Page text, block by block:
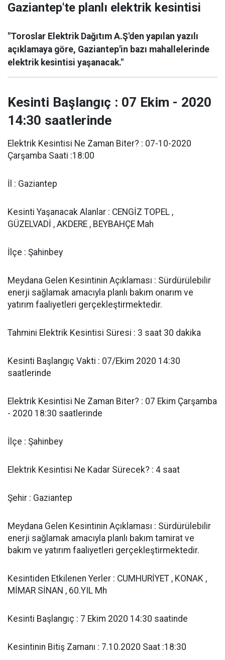
Gaziantep'te planlı elektrik kesintisi
"Toroslar Elektrik Dağıtım A.Ş'den yapılan yazılı
açıklamaya göre, Gaziantep'in bazı mahallelerinde
elektrik kesintisi yaşanacak."
Kesinti Başlangıç : 07 Ekim - 2020
14:30 saatlerinde
Elektrik Kesintisi Ne Zaman Biter? : 07-10-2020
Çarşamba Saati :18:00
İl : Gaziantep
Kesinti Yaşanacak Alanlar : CENGİZ TOPEL ,
GÜZELVADİ , AKDERE , BEYBAHÇE Mah
İlçe : Şahinbey
Meydana Gelen Kesintinin Açıklaması : Sürdürülebilir
enerji sağlamak amacıyla planlı bakım onarım ve
yatırım faaliyetleri gerçekleştirmektedir.
Tahmini Elektrik Kesintisi Süresi : 3 saat 30 dakika
Kesinti Başlangıç Vakti : 07/Ekim 2020 14:30
saatlerinde
Elektrik Kesintisi Ne Zaman Biter? : 07 Ekim Çarşamba
- 2020 18:30 saatlerinde
İlçe : Şahinbey
Elektrik Kesintisi Ne Kadar Sürecek? : 4 saat
Şehir : Gaziantep
Meydana Gelen Kesintinin Açıklaması : Sürdürülebilir
enerji sağlamak amacıyla planlı bakım tamirat ve
bakım ve yatırım faaliyetleri gerçekleştirmektedir.
Kesintiden Etkilenen Yerler : CUMHURİYET , KONAK ,
MİMAR SİNAN , 60.YIL Mh
Kesinti Başlangıç : 7 Ekim 2020 14:30 saatinde
Kesintinin Bitiş Zamanı : 7.10.2020 Saat :18:30